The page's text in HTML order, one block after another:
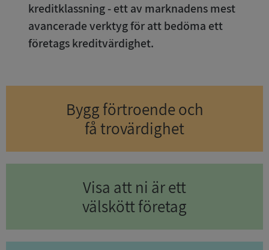
kreditklassning - ett av marknadens mest
avancerade verktyg för att bedöma ett
företags kreditvärdighet.
Bygg förtroende och
få trovärdighet
Visa att ni är ett
välskött företag